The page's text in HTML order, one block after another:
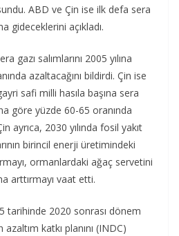
ABD ve Çin ise ilk defa sera
gideceklerini açıkladı.
gazı salımlarını 2005 yılına
azaltacağını bildirdi. Çin ise
safi milli hasıla başına sera
göre yüzde 60-65 oranında
ayrıca, 2030 yılında fosil yakıt
birincil enerji üretimindeki
ormanlardaki ağaç servetini
arttırmayı vaat etti.
tarihinde 2020 sonrası dönem
katkı planını (INDC)